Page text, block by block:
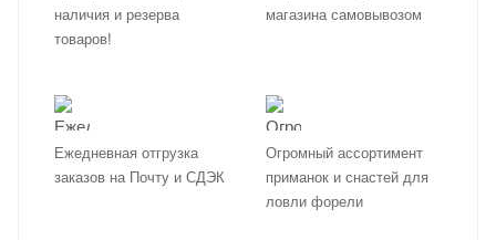
наличия и резерва
товаров!
магазина самовывозом
Ежедневная отгрузка
заказов на Почту и СДЭК
Огромный ассортимент
приманок и снастей для
ловли форели